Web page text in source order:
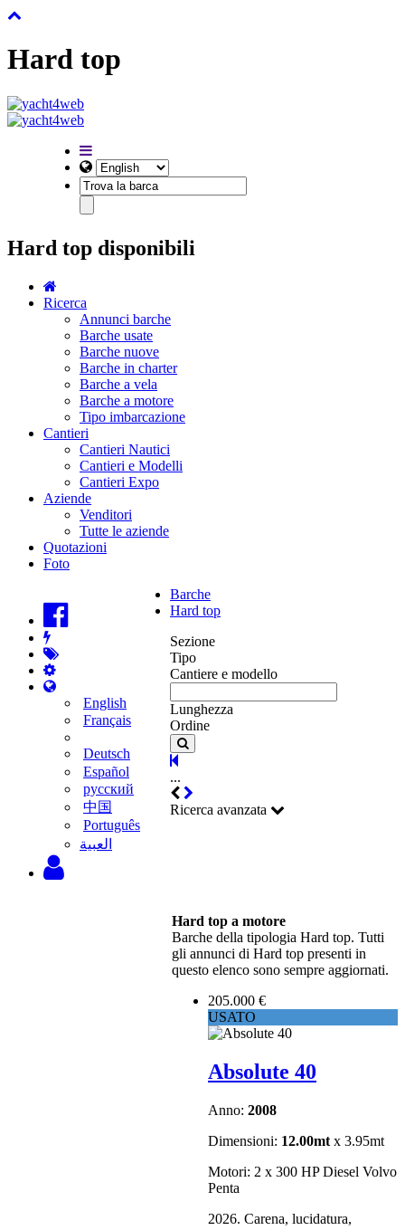
Hard top
Hard top disponibili
Ricerca
Annunci barche
Barche usate
Barche nuove
Barche in charter
Barche a vela
Barche a motore
Tipo imbarcazione
Cantieri
Cantieri Nautici
Cantieri e Modelli
Cantieri Expo
Aziende
Venditori
Tutte le aziende
Quotazioni
Foto
English
Français
Deutsch
Español
русский
中国
Português
‫العبية
Barche
Hard top
Sezione
Tipo
Cantiere e modello
Lunghezza
Ordine
...
Ricerca avanzata
Hard top a motore
Barche della tipologia Hard top. Tutti
gli annunci di Hard top presenti in
questo elenco sono sempre aggiornati.
205.000 €
USATO
Absolute 40
Anno: 2008
Dimensioni: 12.00mt x 3.95mt
Motori: 2 x 300 HP Diesel Volvo
Penta
2026. Carena, lucidatura,